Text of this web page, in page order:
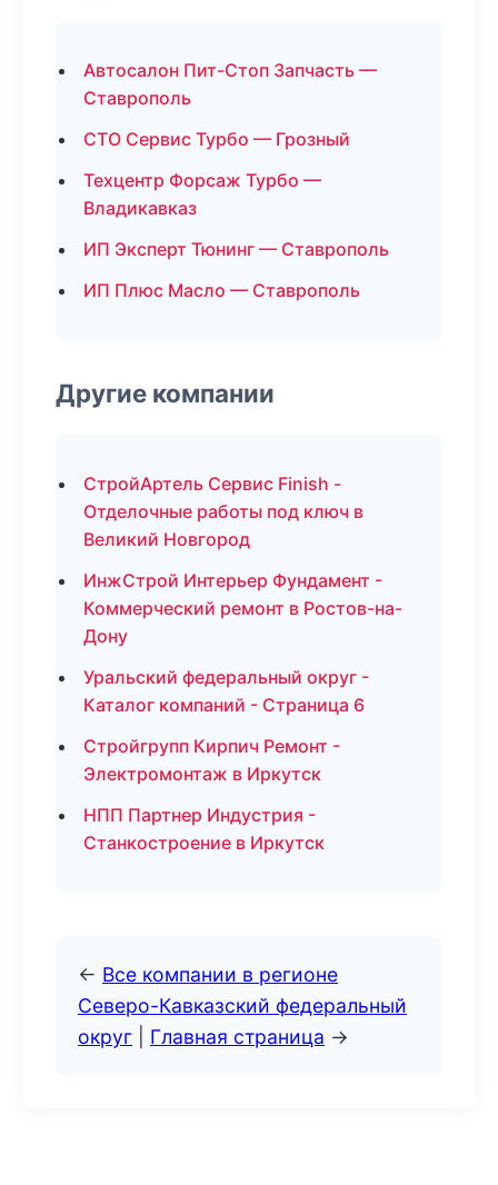
Автосалон Пит-Стоп Запчасть —
Ставрополь
СТО Сервис Турбо — Грозный
Техцентр Форсаж Турбо —
Владикавказ
ИП Эксперт Тюнинг — Ставрополь
ИП Плюс Масло — Ставрополь
Другие компании
СтройАртель Сервис Finish -
Отделочные работы под ключ в
Великий Новгород
ИнжСтрой Интерьер Фундамент -
Коммерческий ремонт в Ростов-на-
Дону
Уральский федеральный округ -
Каталог компаний - Страница 6
Стройгрупп Кирпич Ремонт -
Электромонтаж в Иркутск
НПП Партнер Индустрия -
Станкостроение в Иркутск
← Все компании в регионе
Северо-Кавказский федеральный
округ
Главная страница →